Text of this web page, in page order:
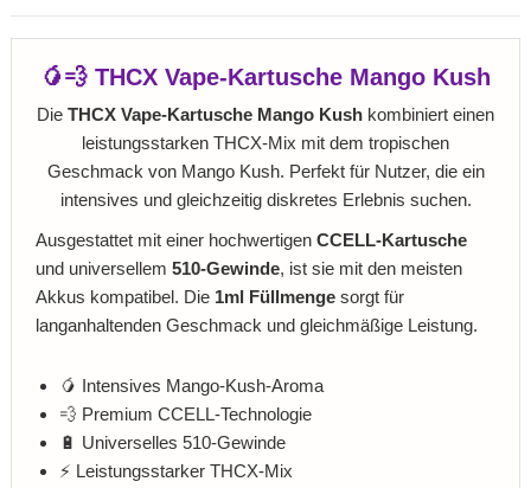
🥭💨 THCX Vape-Kartusche Mango Kush
Die THCX Vape-Kartusche Mango Kush kombiniert einen
leistungsstarken THCX-Mix mit dem tropischen
Geschmack von Mango Kush. Perfekt für Nutzer, die ein
intensives und gleichzeitig diskretes Erlebnis suchen.
Ausgestattet mit einer hochwertigen CCELL-Kartusche
und universellem 510-Gewinde, ist sie mit den meisten
Akkus kompatibel. Die 1ml Füllmenge sorgt für
langanhaltenden Geschmack und gleichmäßige Leistung.
🥭 Intensives Mango-Kush-Aroma
💨 Premium CCELL-Technologie
🔋 Universelles 510-Gewinde
⚡ Leistungsstarker THCX-Mix